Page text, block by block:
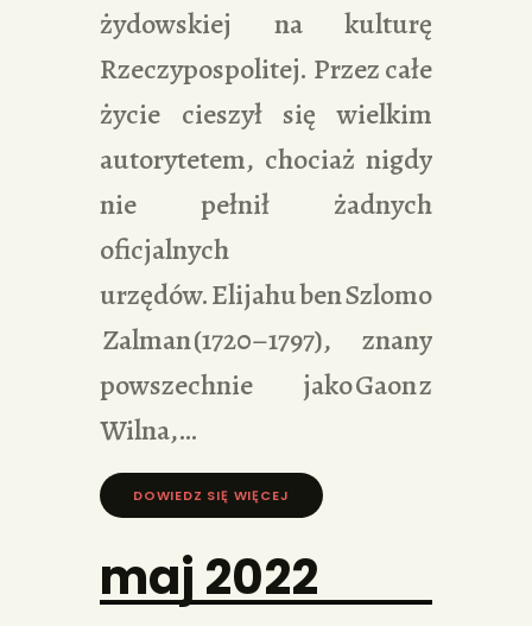
żydowskiej na kulturę
Rzeczypospolitej. Przez całe
życie cieszył się wielkim
autorytetem, chociaż nigdy
nie pełnił żadnych
oficjalnych
urzędów. Elijahu ben Szlomo
Zalman (1720–1797), znany
powszechnie jako Gaon z
Wilna,…
DOWIEDZ SIĘ WIĘCEJ »
maj 2022